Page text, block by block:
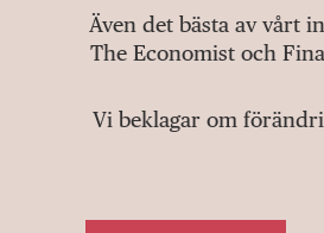
Även det bästa av vårt
The Economist och
Vi beklagar om